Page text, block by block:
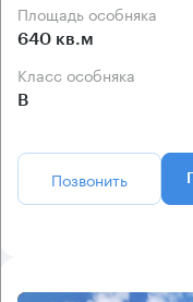
Площадь особняка
640 кв.м
Класс особняка
B
Позвонить